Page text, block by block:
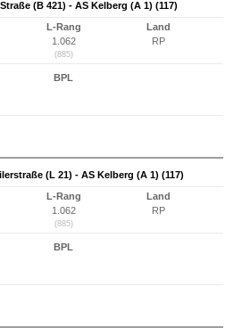
(B 421) - AS Kelberg (A 1) (117)
L-Rang
1.062
(885)
Land
RP
BPL
(L 21) - AS Kelberg (A 1) (117)
L-Rang
1.062
(885)
Land
RP
BPL